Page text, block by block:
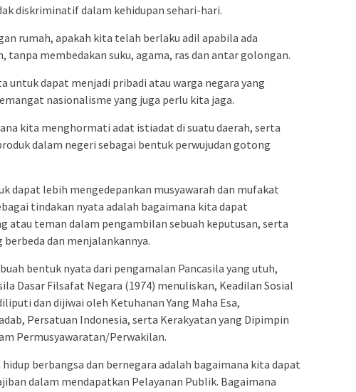
diskriminatif dalam kehidupan sehari-hari.
rumah, apakah kita telah berlaku adil apabila ada
tanpa membedakan suku, agama, ras dan antar golongan.
untuk dapat menjadi pribadi atau warga negara yang
nasionalisme yang juga perlu kita jaga.
kita menghormati adat istiadat di suatu daerah, serta
dalam negeri sebagai bentuk perwujudan gotong
dapat lebih mengedepankan musyawarah dan mufakat
tindakan nyata adalah bagaimana kita dapat
atau teman dalam pengambilan sebuah keputusan, serta
dan menjalankannya.
bentuk nyata dari pengamalan Pancasila yang utuh,
Dasar Filsafat Negara (1974) menuliskan, Keadilan Sosial
dan dijiwai oleh Ketuhanan Yang Maha Esa,
Persatuan Indonesia, serta Kerakyatan yang Dipimpin
Permusyawaratan/Perwakilan.
berbangsa dan bernegara adalah bagaimana kita dapat
dalam mendapatkan Pelayanan Publik. Bagaimana